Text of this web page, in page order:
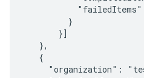
         }
       }]
   },
   {
"organization":